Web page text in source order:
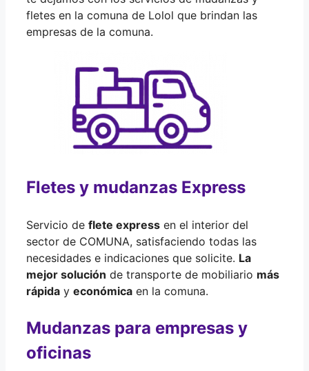
fletes en la comuna de Lolol que brindan las
empresas de la comuna.
Fletes y mudanzas Express
Servicio de flete express en el interior del
sector de COMUNA, satisfaciendo todas las
necesidades e indicaciones que solicite. La
mejor solución de transporte de mobiliario más
rápida y económica en la comuna.
Mudanzas para empresas y
oficinas